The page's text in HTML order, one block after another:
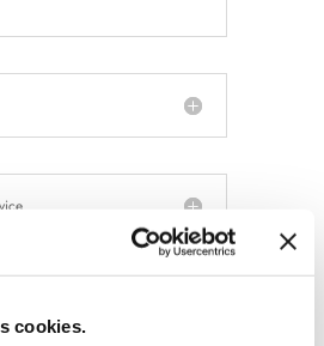
cookies.
des Capucins –